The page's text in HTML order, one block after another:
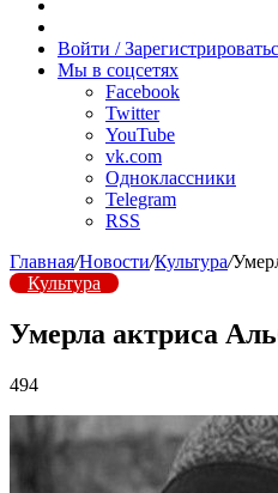
радио
Войти /
Мы в соцсетях
Facebook
Twitter
YouTube
vk.com
Одноклассники
Telegram
RSS
Главная/Новости/Культура/
Культура
Умерла актриса
494